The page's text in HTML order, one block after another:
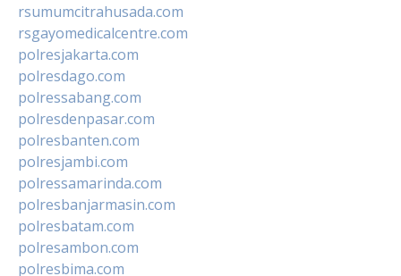
rsumumcitrahusada.com
rsgayomedicalcentre.com
polresjakarta.com
polresdago.com
polressabang.com
polresdenpasar.com
polresbanten.com
polresjambi.com
polressamarinda.com
polresbanjarmasin.com
polresbatam.com
polresambon.com
polresbima.com